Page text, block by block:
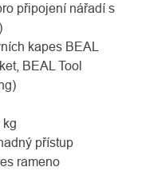
připojení nářadí s
kapes BEAL
BEAL Tool
kg
přístup
rameno